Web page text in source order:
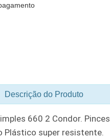
Descrição do Produto
660 2 Condor. Pinces
Plástico super resistente.